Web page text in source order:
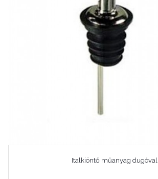
Italkiöntő műanyag dugóval